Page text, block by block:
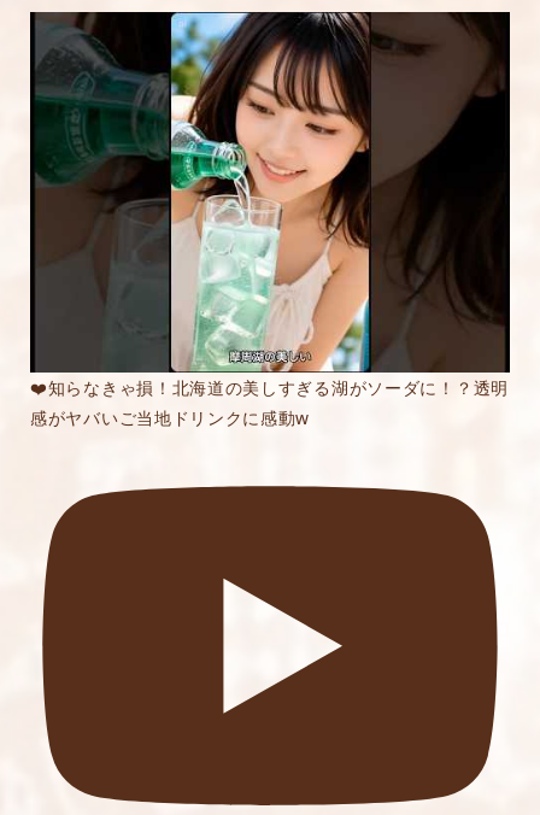
5段階評価をつけてください
★
★★
★★★
★★★★
★★★★★
内容をご確認の上、「レビューを送信する」ボ
タンから送信ください。
❤️知らなきゃ損！北海道の美しすぎる湖がソーダに！？透明
感がヤバいご当地ドリンクに感動w